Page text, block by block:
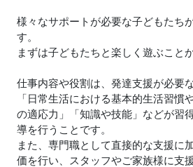
様々なサポートが必要な子どもたち
す。
まずは子どもたちと楽しく遊ぶこと
仕事内容や役割は、発達支援が必要
「日常生活における基本的生活習慣
の適応力」「知識や技能」などが習
導を行うことです。
また、専門職として直接的な支援に
価を行い、スタッフやご家族様に支